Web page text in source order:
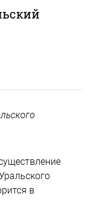
в